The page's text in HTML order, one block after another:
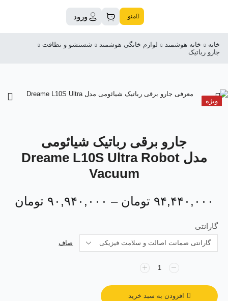
منو ورود
خانه خانه هوشمند لوازم خانگی هوشمند
شستشو و نظافت
جارو رباتیک
ویژه
جارو برقی رباتیک شیائومی
مدل Dreame L10S Ultra Robot
Vacuum
۹۴,۴۴۰,۰۰۰ تومان – ۹۰,۹۴۰,۰۰۰ تومان
گارانتی
صاف
افزودن به سبد خرید